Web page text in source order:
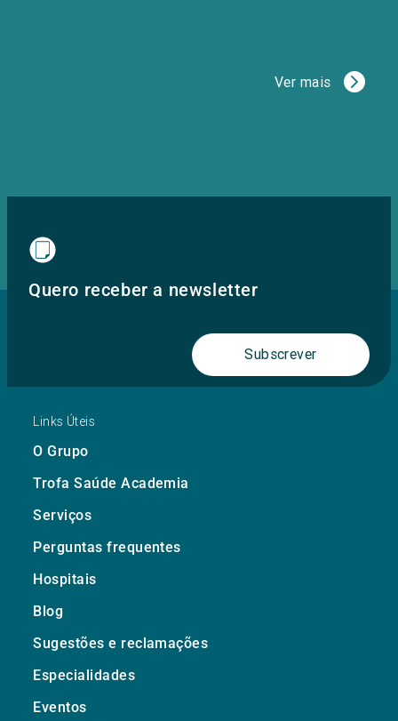
Ver mais
Quero receber a newsletter
Subscrever
Links Úteis
O Grupo
Trofa Saúde Academia
Serviços
Perguntas frequentes
Hospitais
Blog
Sugestões e reclamações
Especialidades
Eventos